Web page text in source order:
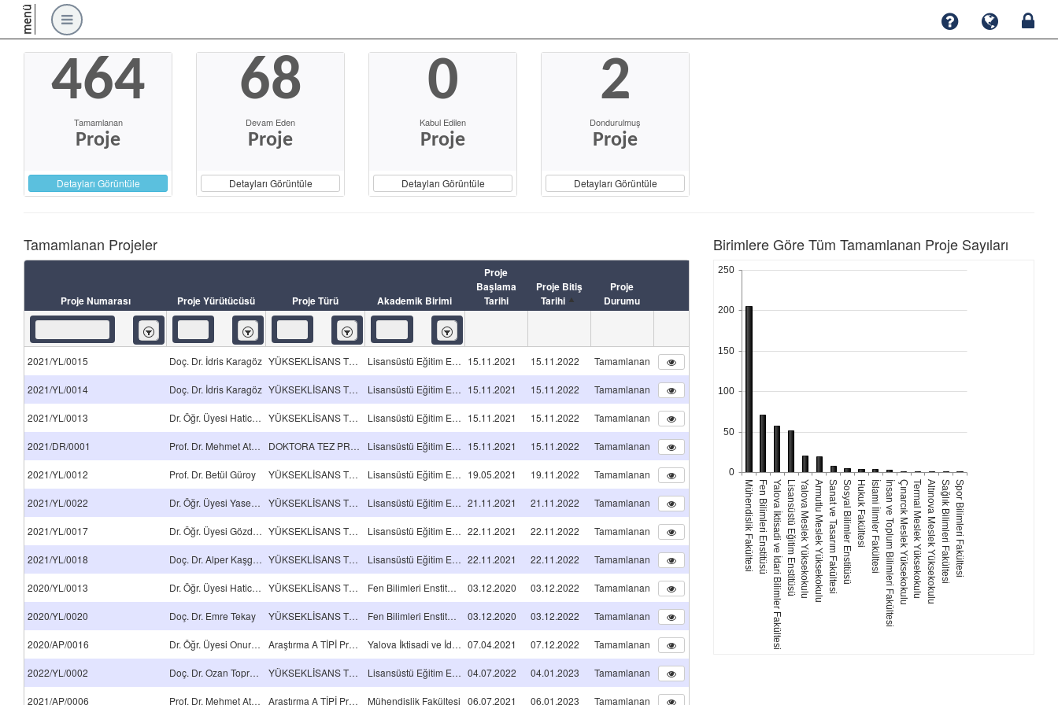
menü
464
Tamamlanan
Proje
Detayları Görüntüle
68
Devam Eden
Proje
Detayları Görüntüle
0
Kabul Edilen
Proje
Detayları Görüntüle
2
Dondurulmuş
Proje
Detayları Görüntüle
Tamamlanan Projeler
Proje Numarası Proje Yürütücüsü Proje Türü Akademik Birimi
Proje
Başlama
Tarihi
Proje Bitiş
Tarihi
Proje
Durumu
İçeren İçeren İçeren İçeren
2021/YL/0015 Doç. Dr. İdris Karagöz YÜKSEKLİSANS TEZ PROJESİ Lisansüstü Eğitim Enstitüsü 15.11.2021 15.11.2022 Tamamlanan
2021/YL/0014 Doç. Dr. İdris Karagöz YÜKSEKLİSANS TEZ PROJESİ Lisansüstü Eğitim Enstitüsü 15.11.2021 15.11.2022 Tamamlanan
2021/YL/0013 Dr. Öğr. Üyesi Hatice Aylin Karahan Toprakçı YÜKSEKLİSANS TEZ PROJESİ Lisansüstü Eğitim Enstitüsü 15.11.2021 15.11.2022 Tamamlanan
2021/DR/0001 Prof. Dr. Mehmet Atilla Taşdelen DOKTORA TEZ PROJESİ Lisansüstü Eğitim Enstitüsü 15.11.2021 15.11.2022 Tamamlanan
2021/YL/0012 Prof. Dr. Betül Güroy YÜKSEKLİSANS TEZ PROJESİ Lisansüstü Eğitim Enstitüsü 19.05.2021 19.11.2022 Tamamlanan
2021/YL/0022 Dr. Öğr. Üyesi Yasemin Tamer YÜKSEKLİSANS TEZ PROJESİ Lisansüstü Eğitim Enstitüsü 21.11.2021 21.11.2022 Tamamlanan
2021/YL/0017 Dr. Öğr. Üyesi Gözde Gözke Açıkalın YÜKSEKLİSANS TEZ PROJESİ Lisansüstü Eğitim Enstitüsü 22.11.2021 22.11.2022 Tamamlanan
2021/YL/0018 Doç. Dr. Alper Kaşgöz YÜKSEKLİSANS TEZ PROJESİ Lisansüstü Eğitim Enstitüsü 22.11.2021 22.11.2022 Tamamlanan
2020/YL/0013 Dr. Öğr. Üyesi Hatice Aylin Karahan Toprakçı YÜKSEKLİSANS TEZ PROJESİ Fen Bilimleri Enstitüsü 03.12.2020 03.12.2022 Tamamlanan
2020/YL/0020 Doç. Dr. Emre Tekay YÜKSEKLİSANS TEZ PROJESİ Fen Bilimleri Enstitüsü 03.12.2020 03.12.2022 Tamamlanan
2020/AP/0016 Dr. Öğr. Üyesi Onur Ünlü Araştırma A TİPİ Projeleri Yalova İktisadi ve İdari Bilimler Fakültesi 07.04.2021 07.12.2022 Tamamlanan
2022/YL/0002 Doç. Dr. Ozan Toprakçı YÜKSEKLİSANS TEZ PROJESİ Lisansüstü Eğitim Enstitüsü 04.07.2022 04.01.2023 Tamamlanan
2021/AP/0006 Prof. Dr. Mehmet Atilla Taşdelen Araştırma A TİPİ Projeleri Mühendislik Fakültesi 06.07.2021 06.01.2023 Tamamlanan
Birimlere Göre Tüm Tamamlanan Proje Sayıları
Mühendislik FakültesiFen Bilimleri EnstitüsüYalova İktisadi ve İdari Bilimler FakültesiLisansüstü Eğitim EnstitüsüYalova Meslek YüksekokuluArmutlu Meslek YüksekokuluSanat ve Tasarım FakültesiSosyal Bilimler EnstitüsüHukuk Fakültesiİslami İlimler Fakültesiİnsan ve Toplum Bilimleri FakültesiÇınarcık Meslek YüksekokuluTermal Meslek YüksekokuluAltınova Meslek YüksekokuluSağlık Bilimleri FakültesiSpor Bilimleri Fakültesi
0
50
100
150
200
250